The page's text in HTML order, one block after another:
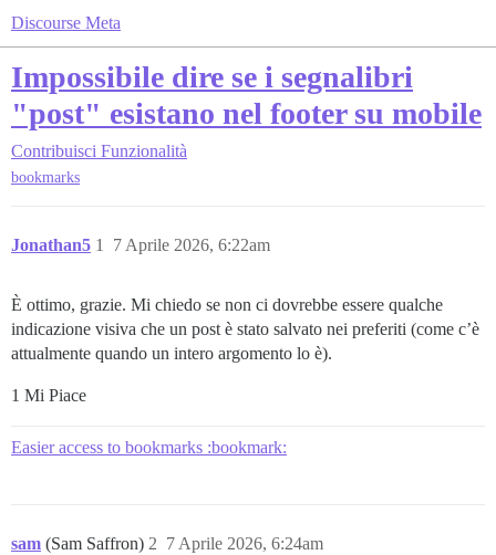
Discourse Meta
Impossibile dire se i segnalibri
"post" esistano nel footer su mobile
Contribuisci Funzionalità
bookmarks
Jonathan5 7 Aprile 2026, 6:22am
1
È ottimo, grazie. Mi chiedo se non ci dovrebbe essere qualche
indicazione visiva che un post è stato salvato nei preferiti (come c’è
attualmente quando un intero argomento lo è).
1 Mi Piace
Easier access to bookmarks :bookmark:
sam (Sam Saffron) 7 Aprile 2026, 6:24am
2